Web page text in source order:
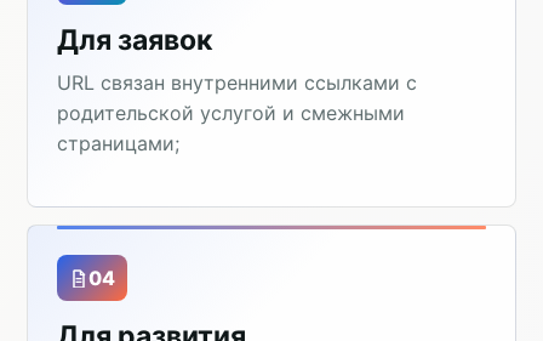
Для заявок
URL связан внутренними ссылками с
родительской услугой и смежными
страницами;
04